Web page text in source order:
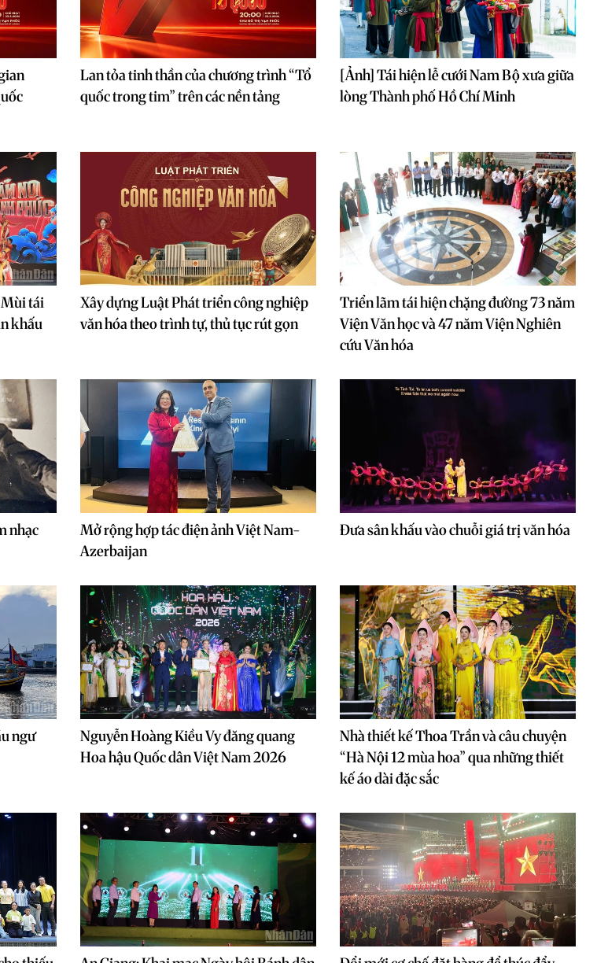
Lan tỏa tinh thần của chương trình “Tổ
quốc trong tim” trên các nền tảng
[Ảnh] Tái hiện lễ cưới Nam Bộ xưa giữa
lòng Thành phố Hồ Chí Minh
tái
khấu
Xây dựng Luật Phát triển công nghiệp
văn hóa theo trình tự, thủ tục rút gọn
Triển lãm tái hiện chặng đường 73 năm
Viện Văn học và 47 năm Viện Nghiên
cứu Văn hóa
nhạc
Mở rộng hợp tác điện ảnh Việt Nam-
Azerbaijan
Đưa sân khấu vào chuỗi giá trị văn hóa
ngư
Nguyễn Hoàng Kiều Vy đăng quang
Hoa hậu Quốc dân Việt Nam 2026
Nhà thiết kế Thoa Trần và câu chuyện
“Hà Nội 12 mùa hoa” qua những thiết
kế áo dài đặc sắc